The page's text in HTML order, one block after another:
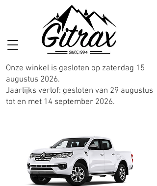
Onze winkel is gesloten op zaterdag 15
augustus 2026.
Jaarlijks verlof: gesloten van 29 augustus
tot en met 14 september 2026.